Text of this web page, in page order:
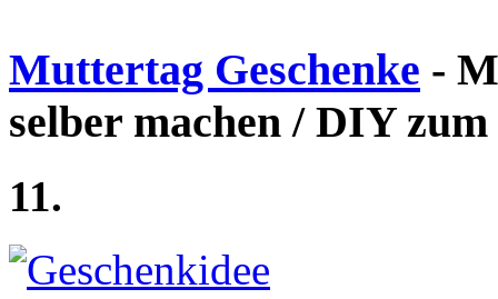
Muttertag Geschenke -
selber machen / DIY
11.